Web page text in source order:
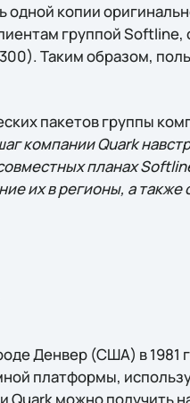
одной копии
группой
Таким образом,
пакетов группы
компании Quark
планах
их в регионы, а также
Денвер (США) в 1981
платформы,
можно получить